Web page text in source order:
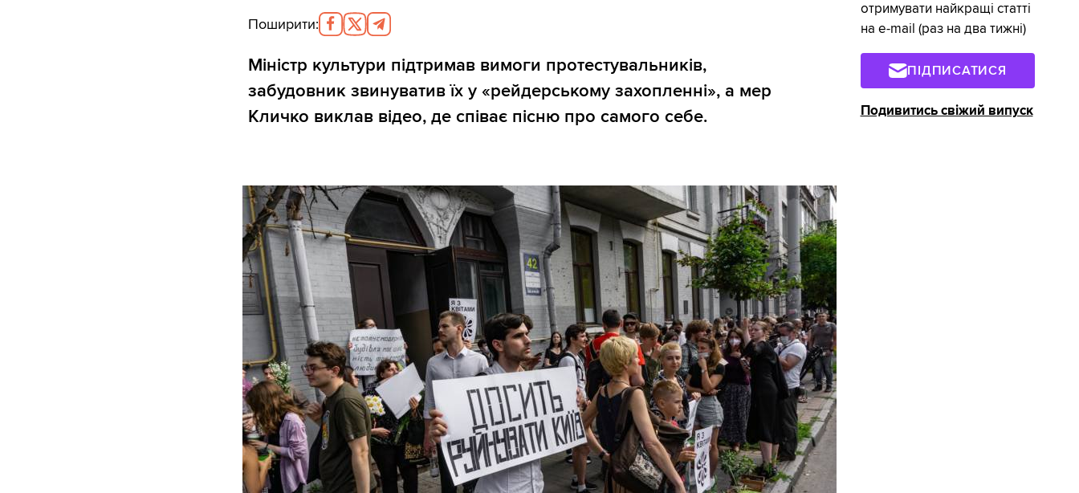
Поширити:
Міністр культури підтримав вимоги протестувальників,
забудовник звинуватив їх у «рейдерському захопленні», а мер
Кличко виклав відео, де співає пісню про самого себе.
отримувати найкращі статті
на e-mail (раз на два тижні)
ПІДПИСАТИСЯ
Подивитись свіжий випуск